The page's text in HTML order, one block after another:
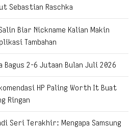
Sebastian Raschka
Biar Nickname Kalian Makin
Tambahan
Bagus 2-6 Jutaan Bulan Juli 2026
HP Paling Worth It Buat
Ringan
Seri Terakhir: Mengapa Samsung